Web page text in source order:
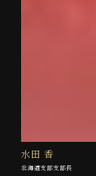
水田 香
北海道支部支部長